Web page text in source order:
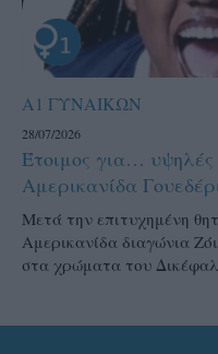
Α1 ΓΥΝΑΙΚΩΝ
28/07/2026
Έτοιμος για…
Αμερικανίδα
Μετά την επιτυχημένη
Αμερικανίδα διαγώνια
στα χρώματα του